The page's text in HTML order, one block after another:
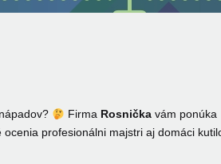
Firma Rosničkavám ponúka
ocenia profesionálni majstri aj domáci